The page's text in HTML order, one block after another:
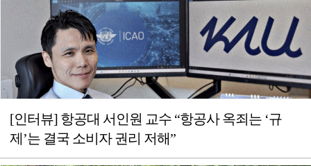
[인터뷰] 항공대 서인원 교수 “항공사 옥죄는 ‘규
제’는 결국 소비자 권리 저해”